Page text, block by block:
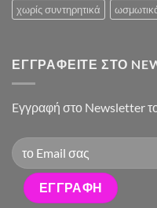
χωρίς συντηρητικά
ΕΓΓΡΑΦΕΊΤΕ ΣΤΟ
Eγγραφή στο Newsletter